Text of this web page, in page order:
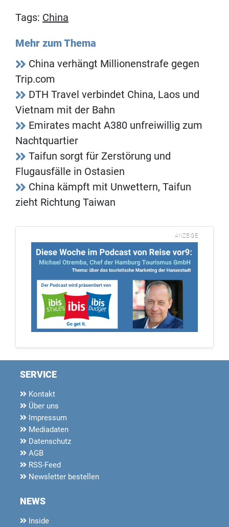
Tags: China
Mehr zum Thema
China verhängt Millionenstrafe gegen
Trip.com
DTH Travel verbindet China, Laos und
Vietnam mit der Bahn
Emirates macht A380 unfreiwillig zum
Nachtquartier
Taifun sorgt für Zerstörung und
Flugausfälle in Ostasien
China kämpft mit Unwettern, Taifun
zieht Richtung Taiwan
ANZEIGE
SERVICE
Kontakt
Über uns
Impressum
Mediadaten
Datenschutz
AGB
RSS-Feed
Newsletter bestellen
NEWS
Inside